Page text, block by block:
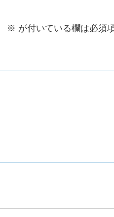
※ が付いている欄は必須